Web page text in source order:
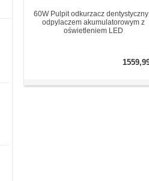
60W Pulpit odkurzacz
odpylaczem akumulatorowym z
oświetleniem LED